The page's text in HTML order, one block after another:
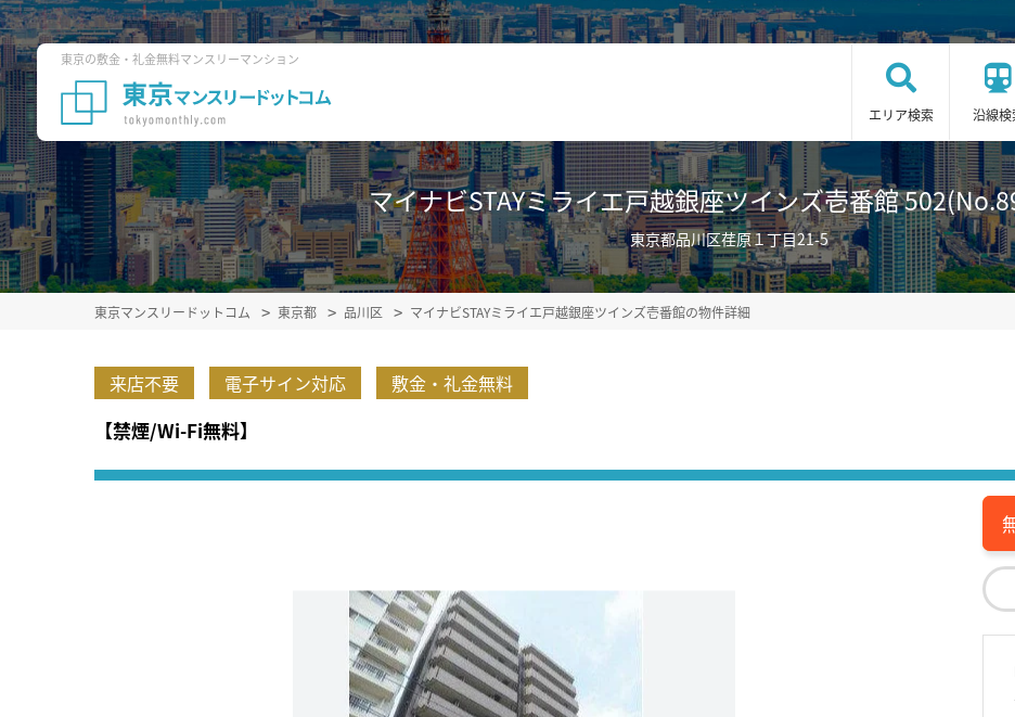
東京の敷金・礼金無料マンスリーマンション
エリア検索 沿線検
マイナビSTAYミライエ戸越銀座ツインズ壱番館
東京都品川区荏原１丁目21-5
東京マンスリードットコム 東京都 品川区 マイナビSTAYミライエ戸越銀座ツインズ壱番館の物件詳細
来店不要 電子サイン対応 敷金・礼金無料
【禁煙/Wi-Fi無料】